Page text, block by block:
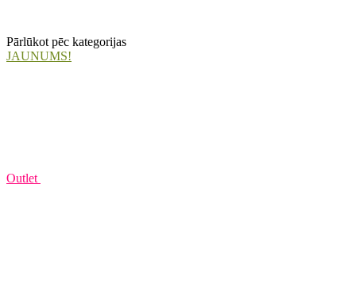
Pārlūkot pēc kategorijas
JAUNUMS!
Outlet